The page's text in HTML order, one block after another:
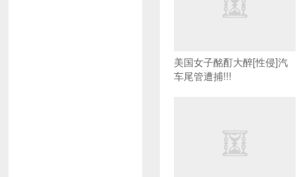
美国女子酩酊大醉[性侵]汽
车尾管遭捕!!!